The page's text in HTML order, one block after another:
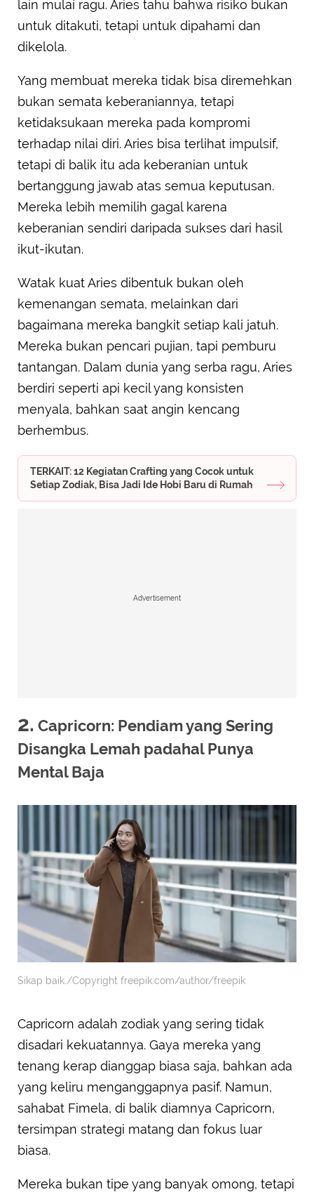
lain mulai ragu. Aries tahu bahwa risiko bukan
untuk ditakuti, tetapi untuk dipahami dan
dikelola.
Yang membuat mereka tidak bisa diremehkan
bukan semata keberaniannya, tetapi
ketidaksukaan mereka pada kompromi
terhadap nilai diri. Aries bisa terlihat impulsif,
tetapi di balik itu ada keberanian untuk
bertanggung jawab atas semua keputusan.
Mereka lebih memilih gagal karena
keberanian sendiri daripada sukses dari hasil
ikut-ikutan.
Watak kuat Aries dibentuk bukan oleh
kemenangan semata, melainkan dari
bagaimana mereka bangkit setiap kali jatuh.
Mereka bukan pencari pujian, tapi pemburu
tantangan. Dalam dunia yang serba ragu, Aries
berdiri seperti api kecil yang konsisten
menyala, bahkan saat angin kencang
berhembus.
TERKAIT: 12 Kegiatan Crafting yang Cocok untuk
Setiap Zodiak, Bisa Jadi Ide Hobi Baru di Rumah
Advertisement
2. Capricorn: Pendiam yang Sering
Disangka Lemah padahal Punya
Mental Baja
Sikap baik./Copyright freepik.com/author/freepik
Capricorn adalah zodiak yang sering tidak
disadari kekuatannya. Gaya mereka yang
tenang kerap dianggap biasa saja, bahkan ada
yang keliru menganggapnya pasif. Namun,
sahabat Fimela, di balik diamnya Capricorn,
tersimpan strategi matang dan fokus luar
biasa.
Mereka bukan tipe yang banyak omong, tetapi